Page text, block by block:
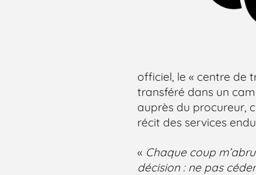
officiel, le « centre de
transféré dans un
auprès du procureur,
récit des services
« Chaque coup
décision : ne pas